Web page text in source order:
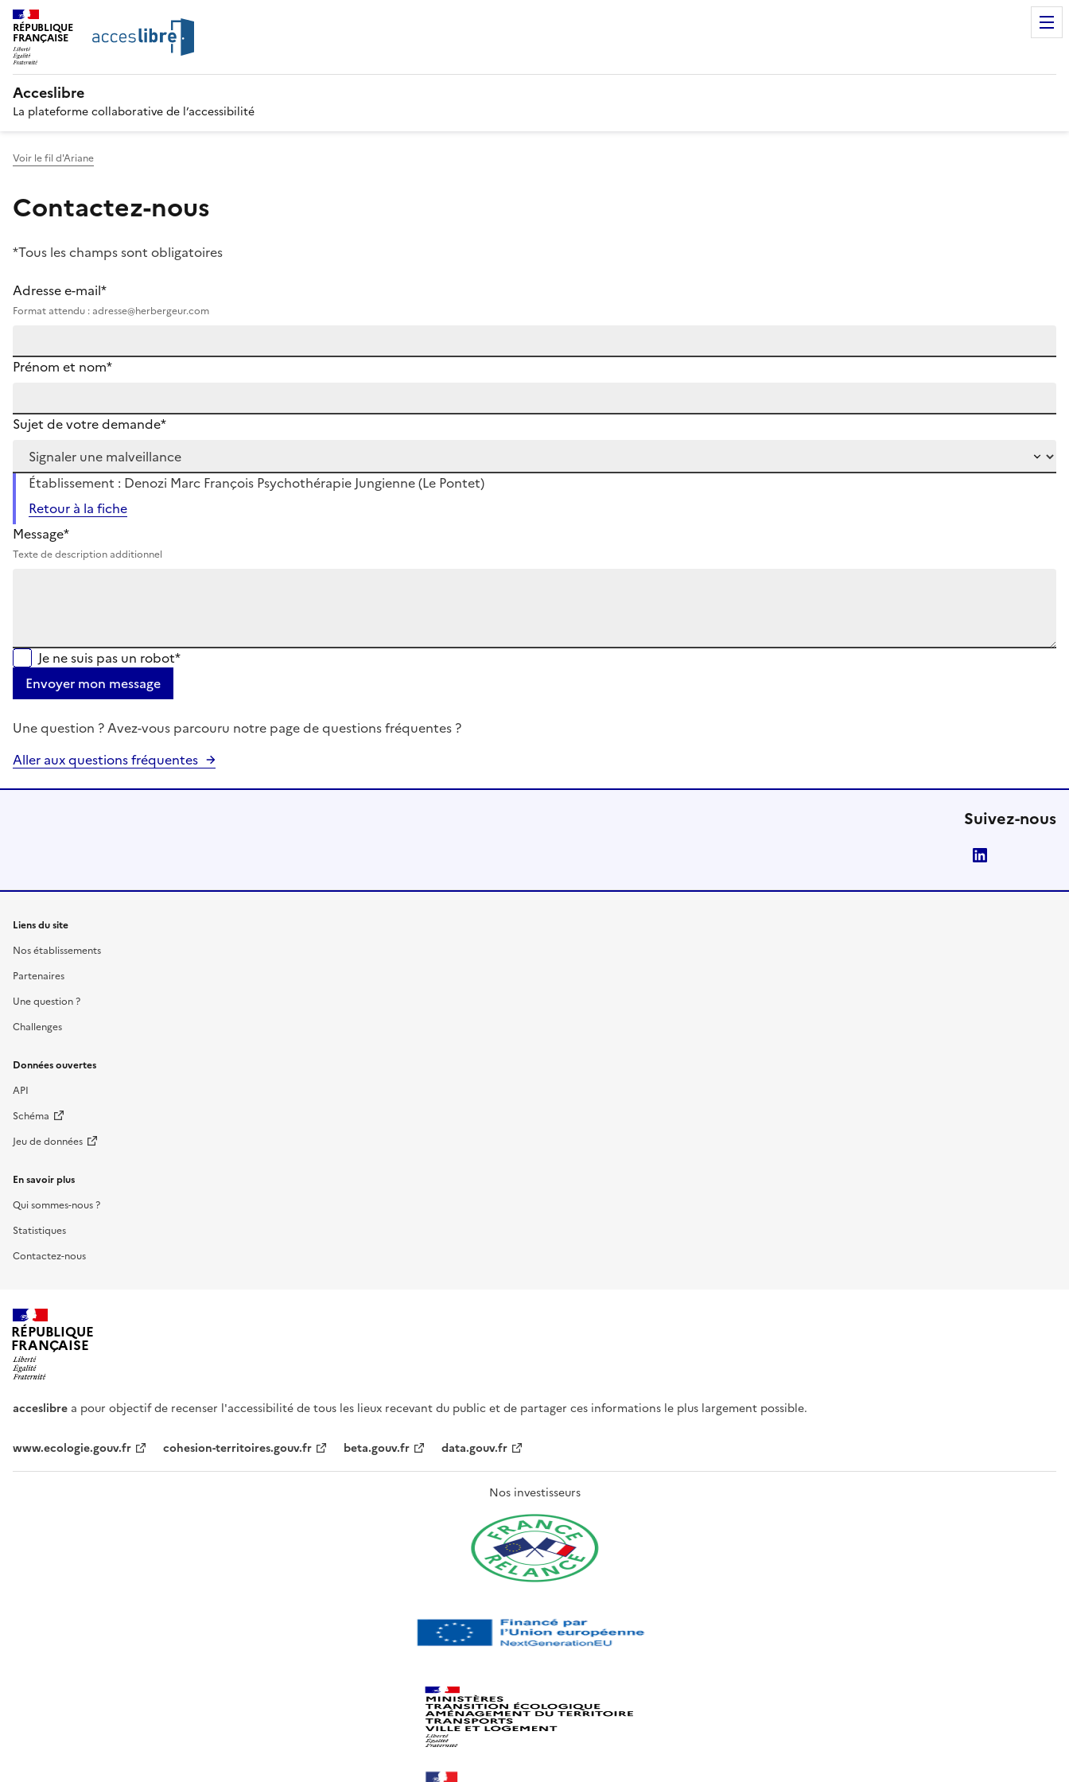
RÉPUBLIQUE
FRANÇAISE
Acceslibre
La plateforme collaborative de l’accessibilité
Voir le fil d'Ariane
Contactez-nous
*Tous les champs sont obligatoires
Adresse e-mail*
Format attendu : adresse@herbergeur.com
Prénom et nom*
Sujet de votre demande*
Établissement : Denozi Marc François Psychothérapie Jungienne (Le Pontet)
Retour à la fiche
Message*
Texte de description additionnel
Je ne suis pas un robot*
Envoyer mon message
Une question ? Avez-vous parcouru notre page de questions fréquentes ?
Aller aux questions fréquentes
Suivez-nous
Liens du site
Nos établissements
Partenaires
Une question ?
Challenges
Données ouvertes
API
Schéma
Jeu de données
En savoir plus
Qui sommes-nous ?
Statistiques
Contactez-nous
RÉPUBLIQUE
FRANÇAISE
acceslibre a pour objectif de recenser l'accessibilité de tous les lieux recevant du public et de partager ces informations le plus largement possible.
www.ecologie.gouv.fr cohesion-territoires.gouv.fr beta.gouv.fr data.gouv.fr
Nos investisseurs